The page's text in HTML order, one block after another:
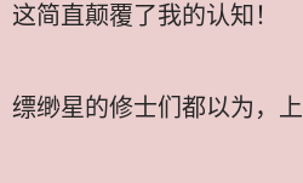
这简直颠覆了我的认知！
缥缈星的修士们都以为，